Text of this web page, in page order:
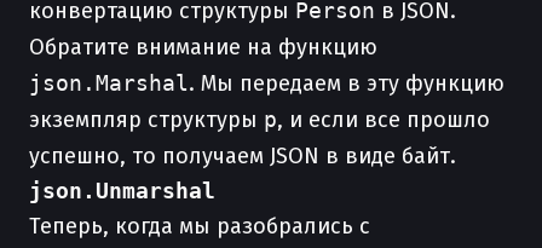
конвертацию структуры Person в JSON.
Обратите внимание на функцию
json.Marshal. Мы передаем в эту функцию
экземпляр структуры p, и если все прошло
успешно, то получаем JSON в виде байт.
json.Unmarshal
Теперь, когда мы разобрались с